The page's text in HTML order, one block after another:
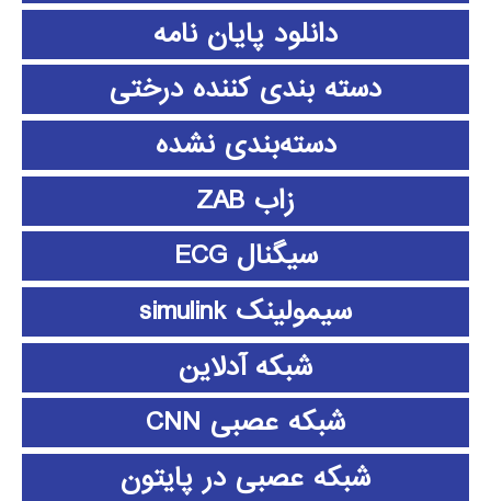
دانلود پايان نامه
دسته بندی کننده درختی
دسته‌بندی نشده
زاب ZAB
سیگنال ECG
سیمولینک simulink
شبکه آدلاین
شبکه عصبی CNN
شبکه عصبی در پایتون